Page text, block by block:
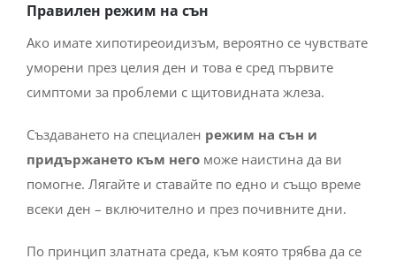
Правилен режим на сън
Ако имате хипотиреоидизъм, вероятно се чувствате
уморени през целия ден и това е сред първите
симптоми за проблеми с щитовидната жлеза.
Създаването на специален режим на сън и
придържането към негоможе наистина да ви
помогне. Лягайте и ставайте по едно и също време
всеки ден – включително и през почивните дни.
По принцип златната среда, към която трябва да се